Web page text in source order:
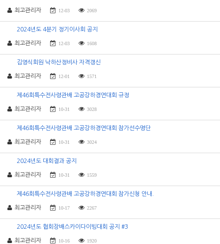
최고관리자 12-03 2069
2024년도 4분기 정기이사회 공지
최고관리자 12-03 1608
김영식회원 낙하산정비사 자격갱신
최고관리자 12-01 1571
제46회특수전사령관배 고공강하경연대회 규정
최고관리자 10-31 3028
제46회특수전사령관배 고공강하경연대회 참가선수명단
최고관리자 10-31 3024
2024년도 대회결과 공지
최고관리자 10-31 1559
제46회특수전사령관배 고공강하경연대회 참가신청 안내.
최고관리자 10-17 2267
2024년도 협회장배스카이다이빙대회 공지 #3
최고관리자 10-16 1920